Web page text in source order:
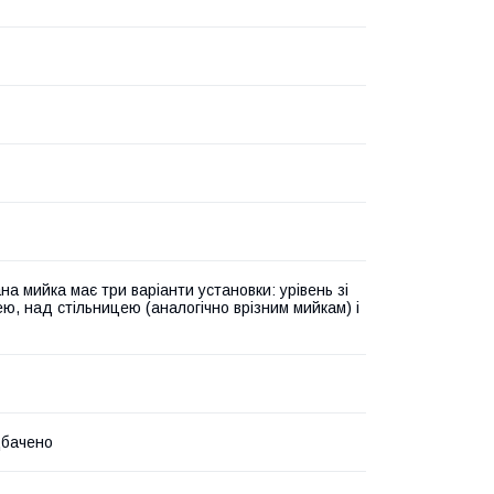
мийка має три варіанти установки: урівень зі
над стільницею (аналогічно врізним мийкам) і